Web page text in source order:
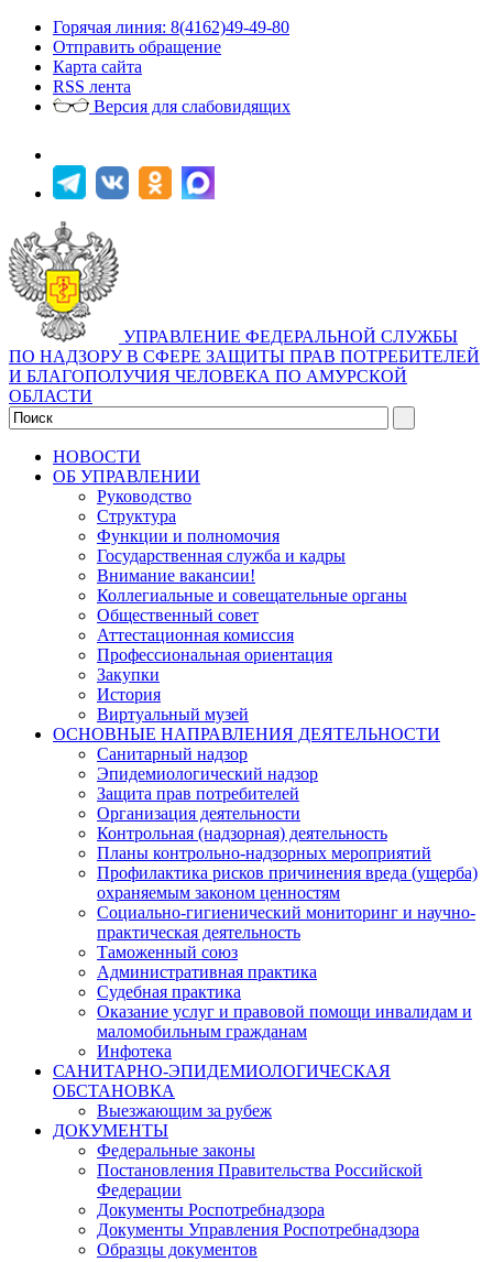
Горячая линия: 8(4162)49-49-80
Отправить обращение
Карта сайта
RSS лента
Версия для слабовидящих
УПРАВЛЕНИЕ ФЕДЕРАЛЬНОЙ СЛУЖБЫ
ПО НАДЗОРУ В СФЕРЕ ЗАЩИТЫ ПРАВ ПОТРЕБИТЕЛЕЙ
И БЛАГОПОЛУЧИЯ ЧЕЛОВЕКА ПО АМУРСКОЙ
ОБЛАСТИ
НОВОСТИ
ОБ УПРАВЛЕНИИ
Руководство
Структура
Функции и полномочия
Государственная служба и кадры
Внимание вакансии!
Коллегиальные и совещательные органы
Общественный совет
Аттестационная комиссия
Профессиональная ориентация
Закупки
История
Виртуальный музей
ОСНОВНЫЕ НАПРАВЛЕНИЯ ДЕЯТЕЛЬНОСТИ
Санитарный надзор
Эпидемиологический надзор
Защита прав потребителей
Организация деятельности
Контрольная (надзорная) деятельность
Планы контрольно-надзорных мероприятий
Профилактика рисков причинения вреда (ущерба)
охраняемым законом ценностям
Социально-гигиенический мониторинг и научно-
практическая деятельность
Таможенный союз
Административная практика
Судебная практика
Оказание услуг и правовой помощи инвалидам и
маломобильным гражданам
Инфотека
САНИТАРНО-ЭПИДЕМИОЛОГИЧЕСКАЯ
ОБСТАНОВКА
Выезжающим за рубеж
ДОКУМЕНТЫ
Федеральные законы
Постановления Правительства Российской
Федерации
Документы Роспотребнадзора
Документы Управления Роспотребнадзора
Образцы документов